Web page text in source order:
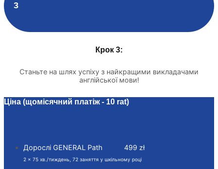
3
Крок 3:
Станьте на шлях успіху з найкращими викладачами
англійської мови!
Ціна (щомісячний платіж - 10 rat)
Дорослі GENERAL Path 499 zł
2 x 75 хв./тиждень, 72 заняття у шкільному році